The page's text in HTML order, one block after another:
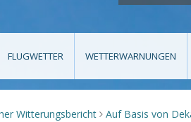
FLUGWETTER WETTERWARNUNGEN
Witterungsbericht > Auf Basis von